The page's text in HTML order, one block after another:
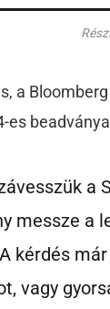
a
es
a
messze a
kérdés már
vagy